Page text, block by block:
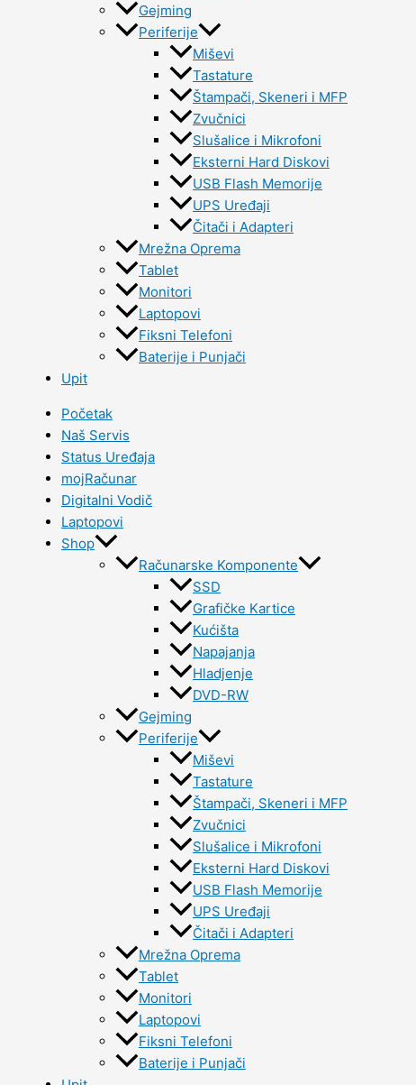
Gejming
Periferije
Miševi
Tastature
Štampači, Skeneri i MFP
Zvučnici
Slušalice i Mikrofoni
Eksterni Hard Diskovi
USB Flash Memorije
UPS Uređaji
Čitači i Adapteri
Mrežna Oprema
Tablet
Monitori
Laptopovi
Fiksni Telefoni
Baterije i Punjači
Upit
Početak
Naš Servis
Status Uređaja
mojRačunar
Digitalni Vodič
Laptopovi
Shop
Računarske Komponente
SSD
Grafičke Kartice
Kućišta
Napajanja
Hladjenje
DVD-RW
Gejming
Periferije
Miševi
Tastature
Štampači, Skeneri i MFP
Zvučnici
Slušalice i Mikrofoni
Eksterni Hard Diskovi
USB Flash Memorije
UPS Uređaji
Čitači i Adapteri
Mrežna Oprema
Tablet
Monitori
Laptopovi
Fiksni Telefoni
Baterije i Punjači